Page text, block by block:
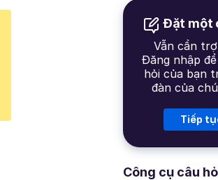
Đặt một
Vẫn cần
Đăng nhập
hỏi của bạn
đàn của
Tiếp
Công cụ câu